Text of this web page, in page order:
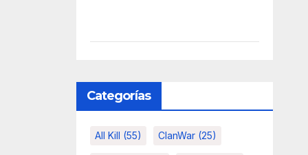
Categorías
All Kill (55) ClanWar(25)